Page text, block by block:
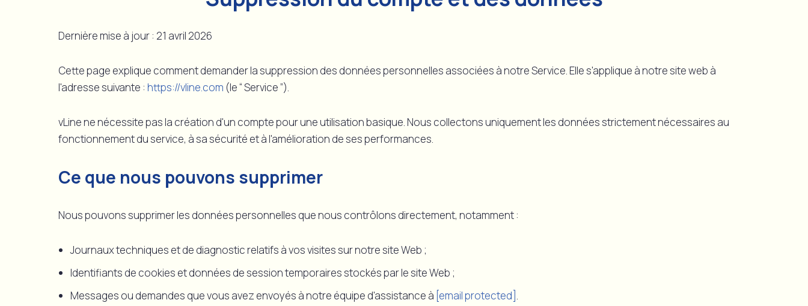
Dernière mise à jour : 21 avril 2026
Cette page explique comment demander la suppression des données personnelles associées à notre Service. Elle s'applique à notre site web à
l'adresse suivante : https://vline.com (le “ Service ”).
vLine ne nécessite pas la création d'un compte pour une utilisation basique. Nous collectons uniquement les données strictement nécessaires au
fonctionnement du service, à sa sécurité et à l'amélioration de ses performances.
Ce que nous pouvons supprimer
Nous pouvons supprimer les données personnelles que nous contrôlons directement, notamment :
Journaux techniques et de diagnostic relatifs à vos visites sur notre site Web ;
Identifiants de cookies et données de session temporaires stockés par le site Web ;
Messages ou demandes que vous avez envoyés à notre équipe d'assistance à [email protected] .